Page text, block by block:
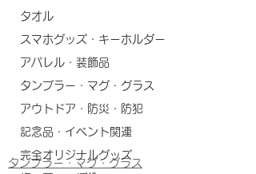
タオル
スマホグッズ・キーホルダー
アパレル・装飾品
タンブラー・マグ・グラス
アウトドア・防災・防犯
記念品・イベント関連
完全オリジナルグッズ
タンブラー・マグ・グラス